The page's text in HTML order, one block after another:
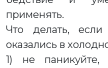
применять.
Что делать,
оказались в
1) не паникуйте,